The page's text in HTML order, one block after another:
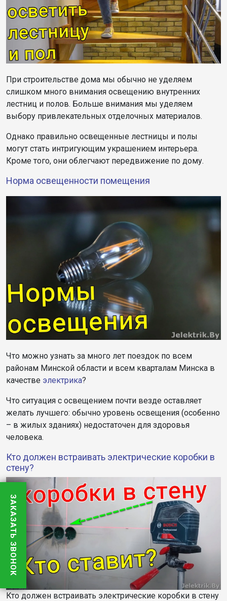
При строительстве дома мы обычно не уделяем
слишком много внимания освещению внутренних
лестниц и полов. Больше внимания мы уделяем
выбору привлекательных отделочных материалов.
Однако правильно освещенные лестницы и полы
могут стать интригующим украшением интерьера.
Кроме того, они облегчают передвижение по дому.
Норма освещенности помещения
Что можно узнать за много лет поездок по всем
районам Минской области и всем кварталам Минска в
качестве электрика?
Что ситуация с освещением почти везде оставляет
желать лучшего: обычно уровень освещения (особенно
– в жилых зданиях) недостаточен для здоровья
человека.
Кто должен встраивать электрические коробки в
стену?
Кто должен встраивать электрические коробки в стену
ЗАКАЗАТЬ ЗВОНОК